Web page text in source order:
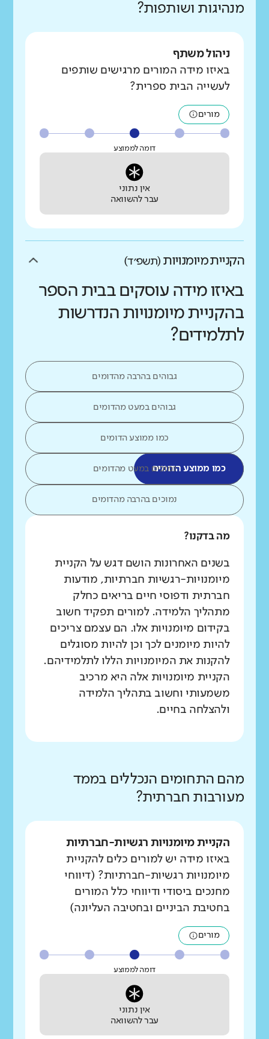
מנהיגות ושותפות?
ניהול משתף
באיזו מידה המורים מרגישים שותפים
לעשייה הבית ספרית?
מורים
דומה לממוצע
אין נתוני
עבר להשוואה
הקניית מיומנויות (תשפ״ד)
באיזו מידה עוסקים בבית הספר
בהקניית מיומנויות הנדרשות
לתלמידים?
גבוהים בהרבה מהדומים
גבוהים במעט מהדומים
כמו ממוצע הדומים
כמו ממוצע הדומיםנמוכים במעט מהדומים
נמוכים בהרבה מהדומים
מה בדקנו?
בשנים האחרונות הושם דגש על הקניית
מיומנויות-רגשיות חברתיות, מודעות
חברתית ודפוסי חיים בריאים כחלק
מתהליך הלמידה. למורים תפקיד חשוב
בקידום מיומנויות אלו. הם עצמם צריכים
להיות מיומנים לכך וכן להיות מסוגלים
להקנות את המיומנויות הללו לתלמידיהם.
הקניית מיומנויות אלה היא מרכיב
משמעותי וחשוב בתהליך הלמידה
ולהצלחה בחיים.
מהם התחומים הנכללים בממד
מעורבות חברתית?
הקניית מיומנויות רגשיות-חברתיות
באיזו מידה יש למורים כלים להקניית
מיומנויות רגשיות-חברתיות? (דיווחי
מחנכים ביסודי ודיווחי כלל המורים
בחטיבת הביניים ובחטיבה העליונה)
מורים
דומה לממוצע
אין נתוני
עבר להשוואה